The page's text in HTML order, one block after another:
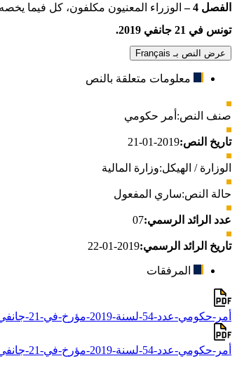
الفصل 4 –
الوزراء المعنيون مكلفون، كل فيما
تونس في 21 جانفي 2019
.
عرض النص بـ Français
معلومات متعلقة بالنص
صنف النص: أمر حكومي
تاريخ النص:2019-01-21
الوزارة / الهيكل:وزارة المالية
حالة النص:ساري المفعول
عدد الرائد الرسمي:07
تاريخ الرائد الرسمي:2019-01-22
المرفقات
أمر-حكومي-عدد-54-لسنة-2019-مؤرخ-في-21-جانفي-2019-يتعلّق-بضبط-آليات-ومعايير-تحديد-المستفيد-الحقيقي.docx
أمر-حكومي-عدد-54-لسنة-2019-مؤرخ-في-21-جانفي-2019-يتعلّق-بضبط-آليات-ومعايير-تحديد-المستفيد-الحقيقي.pdf